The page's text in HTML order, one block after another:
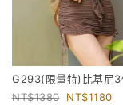
G293(限量特)比基尼
1380
1180